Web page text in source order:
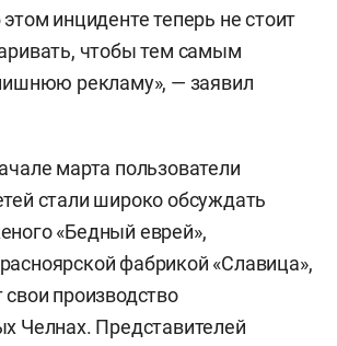
инциденте теперь не стоит
чтобы тем самым
рекламу», — заявил
марта пользователи
стали широко обсуждать
«Бедный еврей»,
фабрикой «Славица»,
производство
Челнах. Представителей